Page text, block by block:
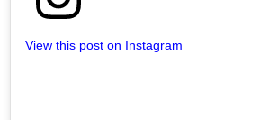
View this post on Instagram